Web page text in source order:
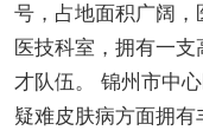
号，占地面积广阔
医技科室，拥有一
才队伍。 锦州市中
疑难皮肤病方面拥